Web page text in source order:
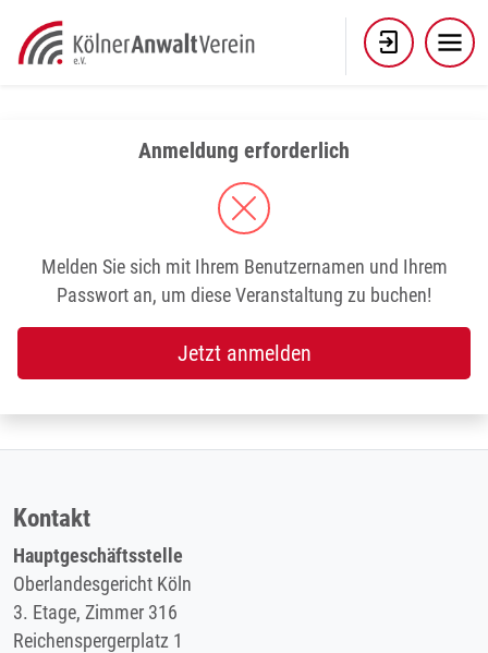
content
Anmeldung erforderlich
Melden Sie sich mit Ihrem Benutzernamen und Ihrem
Passwort an, um diese Veranstaltung zu buchen!
Jetzt anmelden
Kontakt
Hauptgeschäftsstelle
Oberlandesgericht Köln
3. Etage, Zimmer 316
Reichenspergerplatz 1